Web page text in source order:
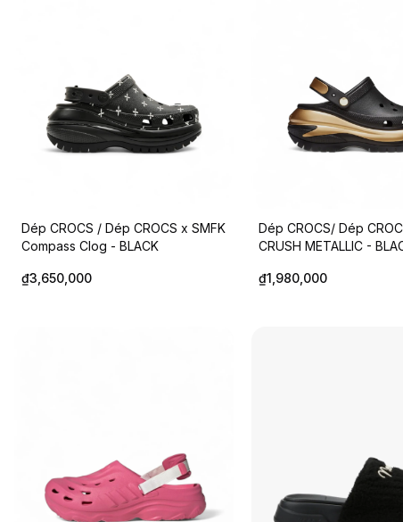
Dép CROCS / Dép CROCS x SMFK
Compass Clog - BLACK
₫3,650,000
Dép CROCS/ Dép
CRUSH METALLIC -
₫1,980,000